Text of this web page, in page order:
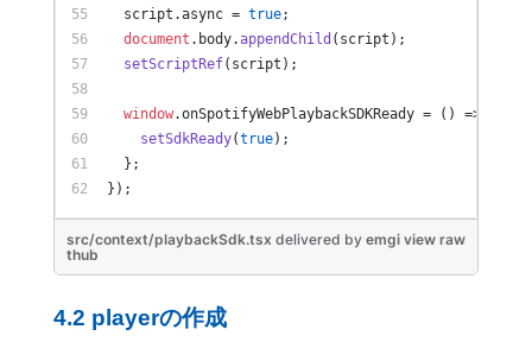
  script.
async = true;
document . body.appendChild (script);
setScriptRef(script);
window.onSpotifyWebPlaybackSDKReady = () =>
setSdkReady(true);
  };
});
view raw
src/context/playbackSdk.tsx delivered by emgi
thub
4.2 playerの作成